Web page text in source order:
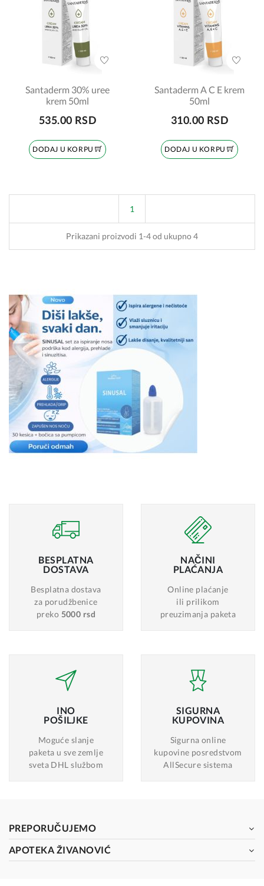
Santaderm 30% uree
krem 50ml
535.00 RSD
DODAJ U KORPU
Santaderm A C E krem
50ml
310.00 RSD
DODAJ U KORPU
1
Prikazani proizvodi 1-4 od ukupno 4
BESPLATNA
DOSTAVA
Besplatna dostava
za porudžbenice
preko 5000 rsd
NAČINI
PLAĆANJA
Online plaćanje
ili prilikom
preuzimanja paketa
INO
POŠILJKE
Moguće slanje
paketa u sve zemlje
sveta DHL službom
SIGURNA
KUPOVINA
Sigurna online
kupovine posredstvom
AllSecure sistema
PREPORUČUJEMO
APOTEKA ŽIVANOVIĆ